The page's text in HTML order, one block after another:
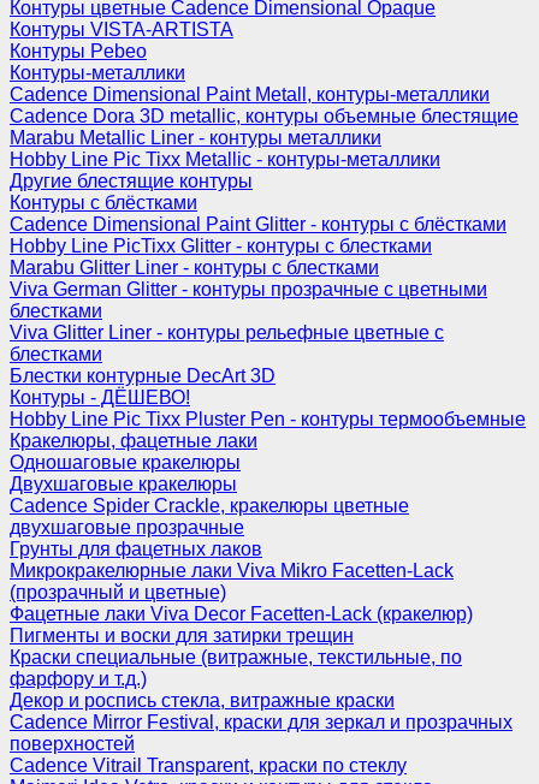
Контуры цветные Cadence Dimensional Opaque
Контуры VISTA-ARTISTA
Контуры Pebeo
Контуры-металлики
Cadence Dimensional Paint Metall, контуры-металлики
Cadence Dora 3D metallic, контуры объемные блестящие
Marabu Metallic Liner - контуры металлики
Hobby Line Pic Tixx Metallic - контуры-металлики
Другие блестящие контуры
Контуры с блёстками
Cadence Dimensional Paint Glitter - контуры с блёстками
Hobby Line PicTixx Glitter - контуры с блестками
Marabu Glitter Liner - контуры с блестками
Viva German Glitter - контуры прозрачные с цветными
блестками
Viva Glitter Liner - контуры рельефные цветные с
блестками
Блестки контурные DecArt 3D
Контуры - ДЁШЕВО!
Hobby Line Pic Tixx Pluster Pen - контуры термообъемные
Кракелюры, фацетные лаки
Одношаговые кракелюры
Двухшаговые кракелюры
Cadence Spider Crackle, кракелюры цветные
двухшаговые прозрачные
Грунты для фацетных лаков
Микрокракелюрные лаки Viva Mikro Facetten-Lack
(прозрачный и цветные)
Фацетные лаки Viva Decor Facetten-Lack (кракелюр)
Пигменты и воски для затирки трещин
Краски специальные (витражные, текстильные, по
фарфору и т.д.)
Декор и роспись стекла, витражные краски
Cadence Mirror Festival, краски для зеркал и прозрачных
поверхностей
Cadence Vitrail Transparent, краски по стеклу